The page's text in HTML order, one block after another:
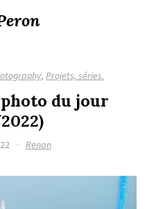
, Projets, séries.
du jour
· Renan